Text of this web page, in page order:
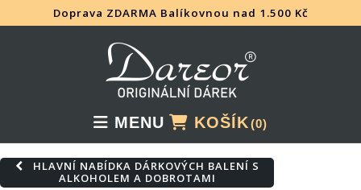
Doprava ZDARMA Balíkovnou nad 1.500 Kč
MENU KOŠÍK(0)
HLAVNÍ NABÍDKA DÁRKOVÝCH BALENÍ S
ALKOHOLEM A DOBROTAMI